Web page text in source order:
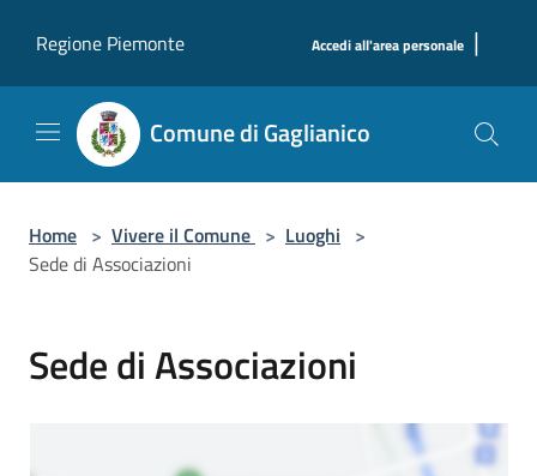
Regione Piemonte
Accedi all'area personale |
Comune di Gaglianico
Home > Vivere il Comune > Luoghi >
Sede di Associazioni
Sede di Associazioni